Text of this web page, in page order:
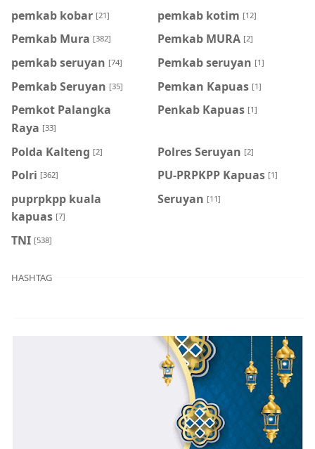
pemkab kobar [21] pemkab kotim [12]
Pemkab Mura [382] Pemkab MURA [2]
pemkab seruyan [74] Pemkab seruyan [1]
Pemkab Seruyan [35] Pemkan Kapuas [1]
Pemkot Palangka
Raya [33]
Penkab Kapuas [1]
Polda Kalteng [2] Polres Seruyan [2]
Polri [362] PU-PRPKPP Kapuas [1]
puprpkpp kuala
kapuas [7]
Seruyan [11]
TNI [538]
HASHTAG